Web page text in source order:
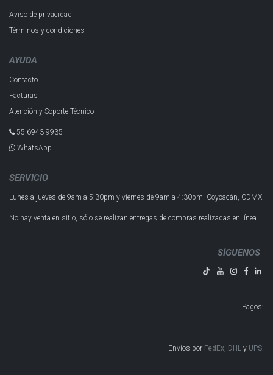
Aviso de privacidad
Términos y condiciones
AYUDA
Contacto
Facturas
Atención y Soporte Técnico
55 6943 993​5
WhatsApp
SERVICIO
Lunes a jueves de 9am a 5:30pm y viernes de 9am a 4:30pm. Coyoacán, CDMX.
No hay venta en sitio, sólo se realizan entregas de compras realizadas en línea.
SÍGUENOS
Pagos:
Envíos por FedEx, DHL y UPS​​​​​​.